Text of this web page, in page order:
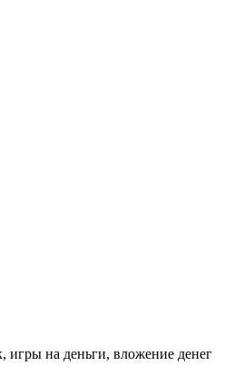
игры на деньги, вложение денег